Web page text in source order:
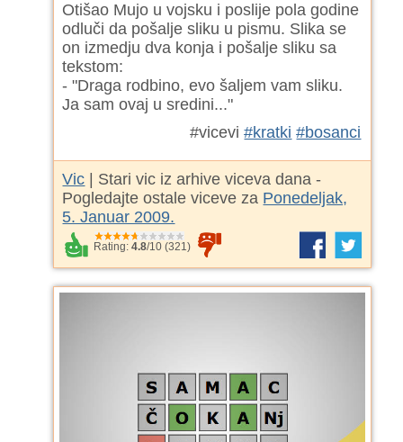
Otišao Mujo u vojsku i poslije pola godine
odluči da pošalje sliku u pismu. Slika se
on izmedju dva konja i pošalje sliku sa
tekstom:
- "Draga rodbino, evo šaljem vam sliku.
Ja sam ovaj u sredini..."
#vicevi#kratki #bosanci
Vic | Stari vic iz arhive viceva dana -
Pogledajte ostale viceve za Ponedeljak,
5. Januar 2009.
Rating:4.8/10 (321)